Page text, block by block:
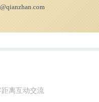
中国人工智能市
离互动交流